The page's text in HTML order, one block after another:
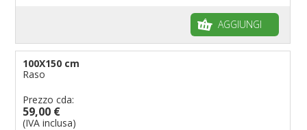
AGGIUNGI
100X150 cm
Raso
Prezzo cda:
59,00 €
(IVA inclusa)